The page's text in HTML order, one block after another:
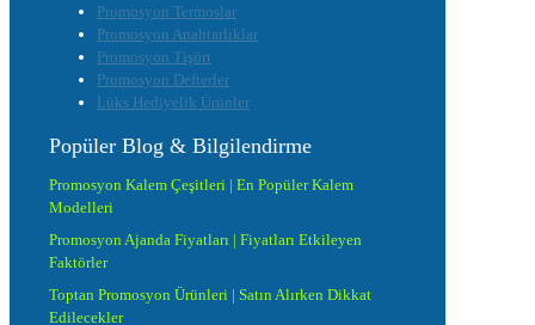
Promosyon Termoslar
Promosyon Anahtarlıklar
Promosyon Tişört
Promosyon Defterler
Lüks Hediyelik Ürünler
Popüler Blog & Bilgilendirme
Promosyon Kalem Çeşitleri | En Popüler Kalem
Modelleri
Promosyon Ajanda Fiyatları | Fiyatları Etkileyen
Faktörler
Toptan Promosyon Ürünleri | Satın Alırken Dikkat
Edilecekler